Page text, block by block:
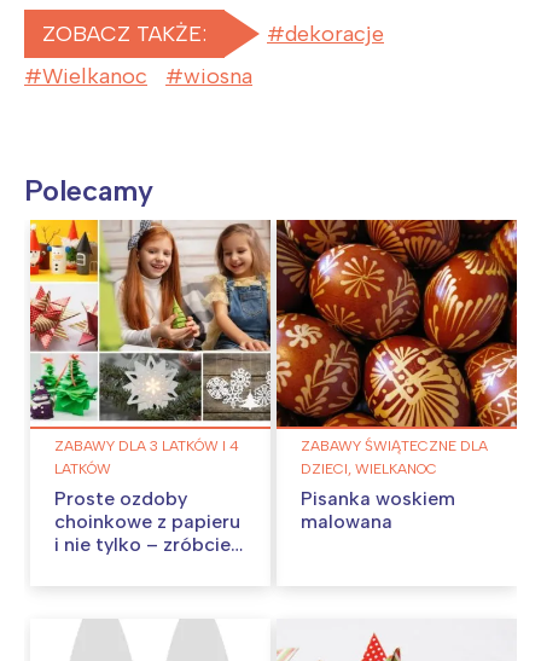
ZOBACZ TAKŻE:
dekoracje
Wielkanoc
wiosna
Polecamy
ZABAWY DLA 3 LATKÓW I 4
LATKÓW
Proste ozdoby
choinkowe z papieru
i nie tylko – zróbcie
ZABAWY ŚWIĄTECZNE DLA
DZIECI, WIELKANOC
Pisanka woskiem
malowana